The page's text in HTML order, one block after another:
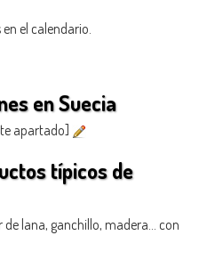
el calendario.
en Suecia
apartado]
típicos de
lana, ganchillo, madera… con